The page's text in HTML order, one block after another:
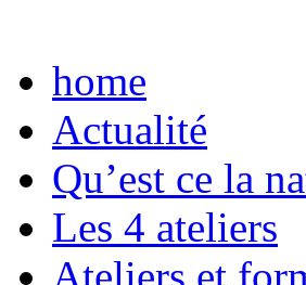
home
Actualité
Qu’est ce la
Les 4 ateliers
Ateliers et